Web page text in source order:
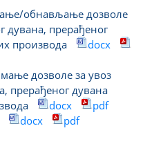
обнављање дозволе
дувана, прерађеног
производа
docx
дозволе за увоз
прерађеног дувана
docx
pdf
docx pdf